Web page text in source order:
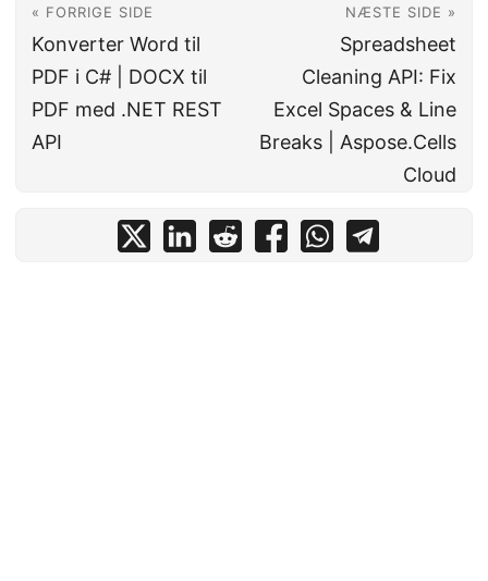
« FORRIGE SIDE
Konverter Word til
PDF i C# | DOCX til
PDF med .NET REST
API
NÆSTE SIDE »
Spreadsheet
Cleaning API: Fix
Excel Spaces & Line
Breaks | Aspose.Cells
Cloud